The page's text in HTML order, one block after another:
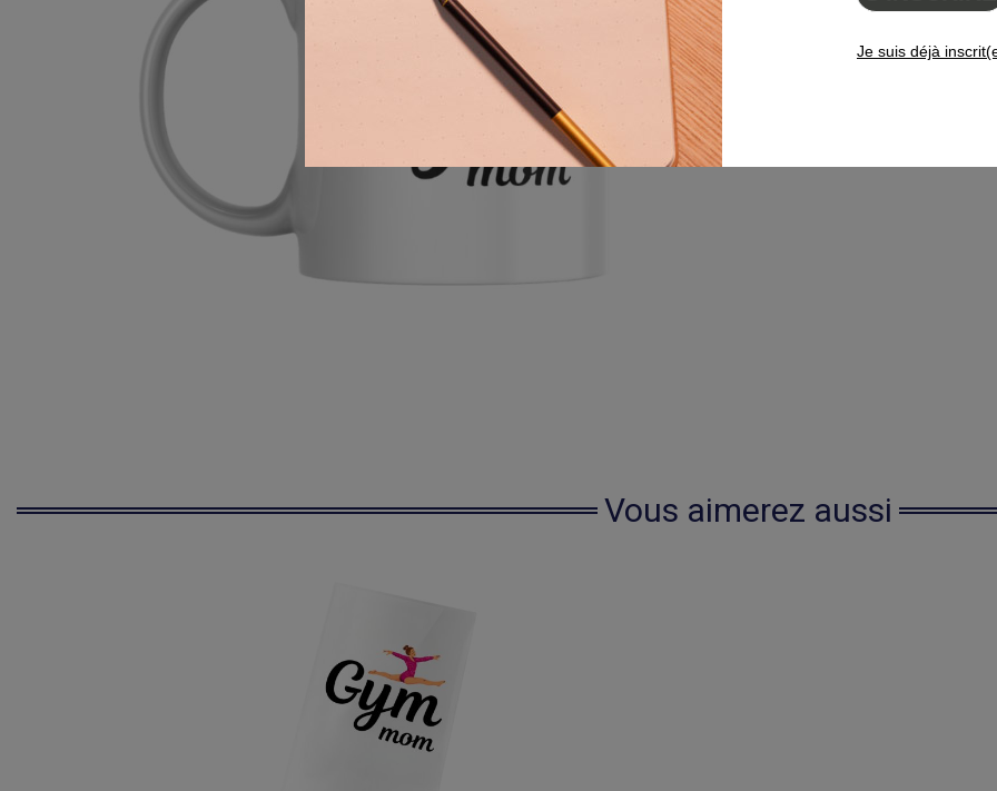
parfait pour la Fête des Mères.
Vous aimerez aussi
Je suis déjà